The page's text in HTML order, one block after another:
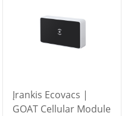
Įrankis Ecovacs |
GOAT Cellular Module